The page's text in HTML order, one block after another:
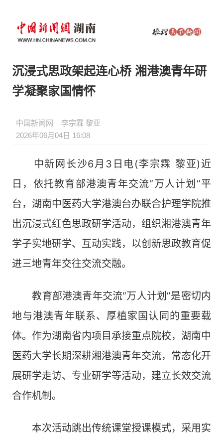
沉浸式思政架起连心桥 湘港澳青年研
学凝聚家国情怀
中国新闻网
李宗霖 黎亚
2026年06月04日 16:08
中新网长沙6月3日电(李宗霖 黎亚)近
日，依托教育部港澳青年交流“万人计划”平
台，湖南中医药大学港澳台办联合护理学院推
出沉浸式红色思政研学活动，组织湘港澳青年
学子实地研学、互动实践，以创新思政教育促
进三地青年交往交流交融。
教育部港澳青年交流“万人计划”是密切内
地与港澳青年联系、厚植家国认同的重要载
体。作为湖南省内项目承接重点院校，湖南中
医药大学长期深耕湘港澳青年交流，常态化开
展研学走访、专业研学等活动，建立长效交流
合作机制。
本次活动跳出传统课堂授课模式，采用实